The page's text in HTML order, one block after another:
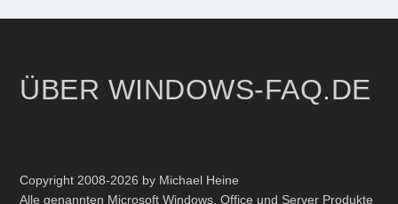
ÜBER WINDOWS-FAQ.DE
Copyright 2008-2026 by Michael Heine
Alle genannten Microsoft Windows, Office und Server Produkte